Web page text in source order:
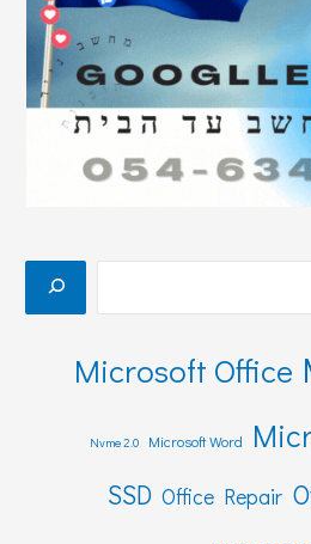
Microsoft Office
Microsoft Word
Nvme 2.0
Office Repair
SSD